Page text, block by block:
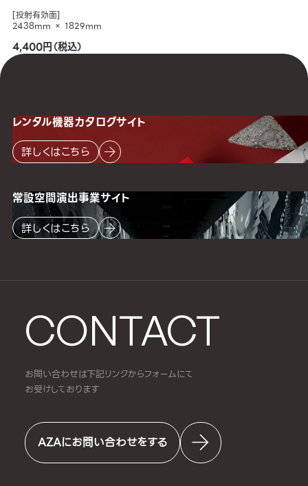
[投射有効面]
2438mm × 1829mm
4,400円（税込）
CONTACT
お問い合わせは下記リンクからフォームにて
お受けしております
AZAにお問い合わせをする
レンタル機器カタログサイト
詳しくはこちら
常設空間演出事業サイト
詳しくはこちら